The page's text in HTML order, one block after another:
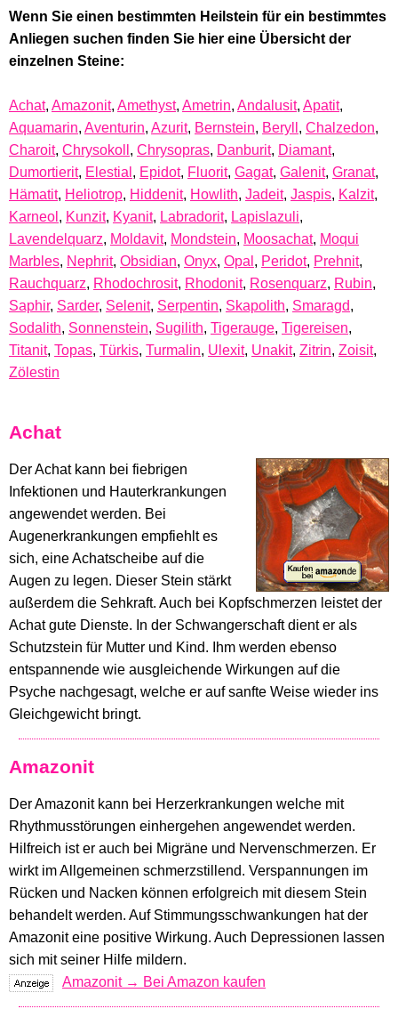
Wenn Sie einen bestimmten Heilstein für ein bestimmtes
Anliegen suchen finden Sie hier eine Übersicht der
einzelnen Steine:
Achat, Amazonit, Amethyst, Ametrin, Andalusit, Apatit,
Aquamarin, Aventurin, Azurit, Bernstein, Beryll , Chalzedon,
Charoit, Chrysokoll , Chrysopras, Danburit, Diamant,
Dumortierit, Elestial , Epidot, Fluorit, Gagat, Galenit, Granat,
Hämatit, Heliotrop, Hiddenit, Howlith, Jadeit, Jaspis, Kalzit,
Karneol , Kunzit, Kyanit, Labradorit, Lapislazuli,
Lavendelquarz, Moldavit, Mondstein, Moosachat, Moqui
Marbles, Nephrit, Obsidian, Onyx, Opal , Peridot, Prehnit,
Rauchquarz, Rhodochrosit, Rhodonit, Rosenquarz, Rubin,
Saphir, Sarder, Selenit, Serpentin, Skapolith, Smaragd,
Sodalith, Sonnenstein, Sugilith, Tigerauge, Tigereisen,
Titanit, Topas, Türkis, Turmalin, Ulexit, Unakit, Zitrin, Zoisit,
Zölestin
Achat
Der Achat kann bei fiebrigen
Infektionen und Hauterkrankungen
angewendet werden. Bei
Augenerkrankungen empfiehlt es
sich, eine Achatscheibe auf die
Augen zu legen. Dieser Stein stärkt
außerdem die Sehkraft. Auch bei Kopfschmerzen leistet der
Achat gute Dienste. In der Schwangerschaft dient er als
Schutzstein für Mutter und Kind. Ihm werden ebenso
entspannende wie ausgleichende Wirkungen auf die
Psyche nachgesagt, welche er auf sanfte Weise wieder ins
Gleichgewicht bringt.
Amazonit
Der Amazonit kann bei Herzerkrankungen welche mit
Rhythmusstörungen einhergehen angewendet werden.
Hilfreich ist er auch bei Migräne und Nervenschmerzen. Er
wirkt im Allgemeinen schmerzstillend. Verspannungen im
Rücken und Nacken können erfolgreich mit diesem Stein
behandelt werden. Auf Stimmungsschwankungen hat der
Amazonit eine positive Wirkung. Auch Depressionen lassen
sich mit seiner Hilfe mildern.
Amazonit → Bei Amazon kaufen